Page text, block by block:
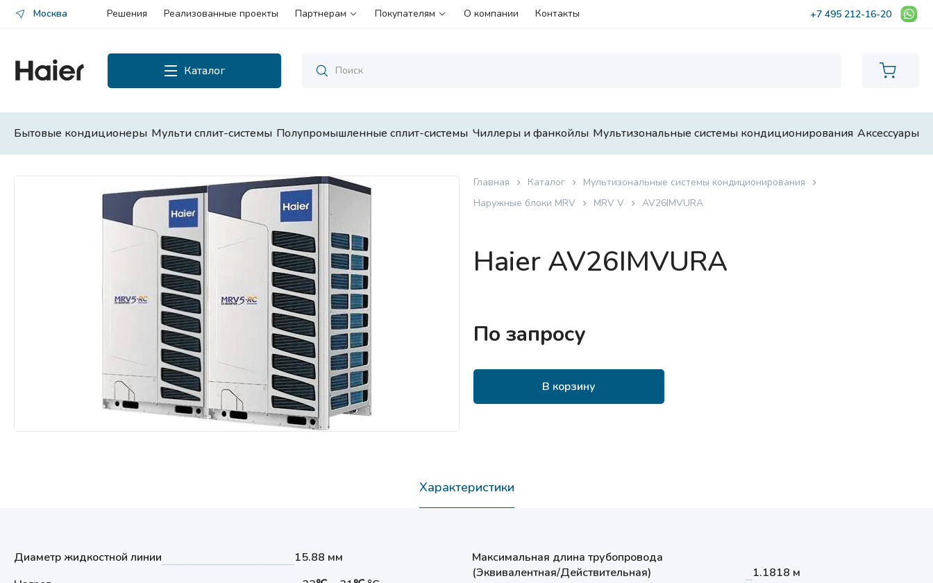
Москва Решения Реализованные проекты Партнерам Покупателям О компании Контакты +7 495 212-16-20
Каталог
Бытовые кондиционеры Мульти сплит-системы Полупромышленные сплит-системы Чиллеры и фанкойлы Мультизональные системы кондиционирования Аксессуары
Каталог Смотреть все
Мульти сплит-системы
Полупромышленные сплит-
системы
Чиллеры и фанкойлы
Мультизональные системы
кондиционирования
Аксессуары
Главная Каталог
Мультизональные системы кондиционирования
Наружные блоки MRV
MRV V AV26IMVURA
Haier AV26IMVURA
По запросу
В корзину
Характеристики
Диаметр жидкостной линии
15.88 мм
Максимальная длина трубопровода
(Эквивалентная/Действительная)
1.1818 м